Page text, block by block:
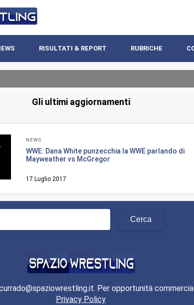
RISULTATI & REPORT RUBRICHE
Gli ultimi aggiornamenti
NEWS
WWE: Dana White punzecchia la WWE parlando di
Mayweather vs McGregor
17 Luglio 2017
Per opportunità
Privacy Policy